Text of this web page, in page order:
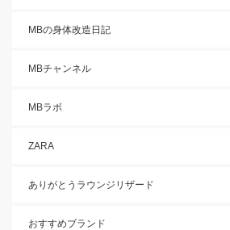
MBの身体改造日記
MBチャンネル
MBラボ
ZARA
ありがとうラウンジリザード
おすすめブランド